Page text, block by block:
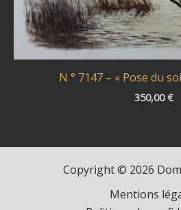
N ° 7147 – « Pose du
350,00€
Copyright © 2026
Mentions